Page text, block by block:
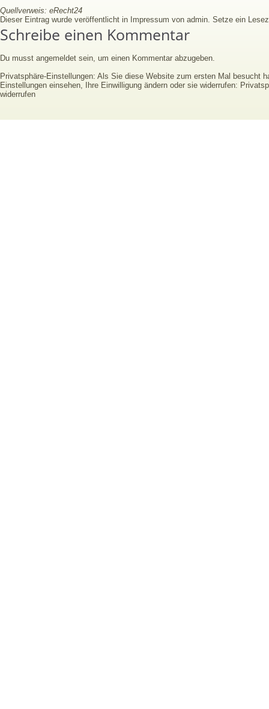
Quellverweis: eRecht24
Dieser Eintrag wurde veröffentlicht in Impressum von admin. Setze ein
Schreibe einen Kommentar
Du musst angemeldet sein, um einen Kommentar abzugeben.
Privatsphäre-Einstellungen: Als Sie diese Website zum ersten Mal besucht
Einstellungen einsehen, Ihre Einwilligung ändern oder sie widerrufen:
widerrufen